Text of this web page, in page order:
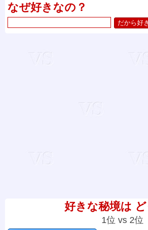
なぜ好きなの？
好きな秘境は ど
1位 vs 2位